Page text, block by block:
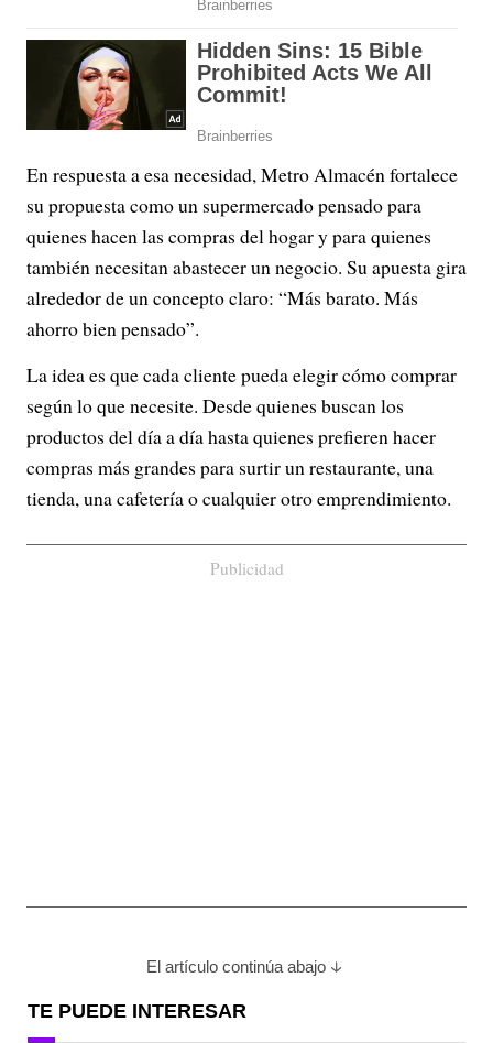
En respuesta a esa necesidad, Metro Almacén fortalece
su propuesta como un supermercado pensado para
quienes hacen las compras del hogar y para quienes
también necesitan abastecer un negocio. Su apuesta gira
alrededor de un concepto claro: “Más barato. Más
ahorro bien pensado”.
La idea es que cada cliente pueda elegir cómo comprar
según lo que necesite. Desde quienes buscan los
productos del día a día hasta quienes prefieren hacer
compras más grandes para surtir un restaurante, una
tienda, una cafetería o cualquier otro emprendimiento.
Publicidad
El artículo continúa abajo
TE PUEDE INTERESAR